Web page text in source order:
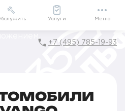
Подарки внутри
+7 (495) 785-19-93
Услуги Меню